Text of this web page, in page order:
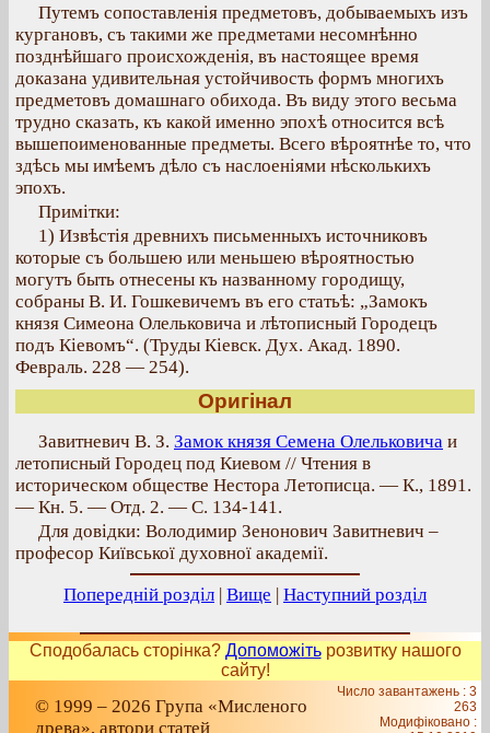
Путемъ сопоставленія предметовъ, добываемыхъ изъ
кургановъ, съ такими же предметами несомнѣнно
позднѣйшаго происхожденія, въ настоящее время
доказана удивительная устойчивость формъ многихъ
предметовъ домашнаго обихода. Въ виду этого весьма
трудно сказать, къ какой именно эпохѣ относится всѣ
вышепоименованные предметы. Всего вѣроятнѣе то, что
здѣсь мы имѣемъ дѣло съ наслоеніями нѣсколькихъ
эпохъ.
Примітки:
1) Извѣстія древнихъ письменныхъ источниковъ
которые съ большею или меньшею вѣроятностью
могутъ быть отнесены къ названному городищу,
собраны В. И. Гошкевичемъ въ его статьѣ: „Замокъ
князя Симеона Олельковича и лѣтописный Городецъ
подъ Кіевомъ“. (Труды Кіевск. Дух. Акад. 1890.
Февраль. 228 — 254).
Оригінал
Завитневич В. З. Замок князя Семена Олельковича и
летописный Городец под Киевом // Чтения в
историческом обществе Нестора Летописца. — К., 1891.
— Кн. 5. — Отд. 2. — С. 134-141.
Для довідки: Володимир Зенонович Завитневич –
професор Київської духовної академії.
Попередній розділ | Вище | Наступний розділ
Сподобалась сторінка? Допоможітьрозвитку нашого
сайту!
© 1999 – 2026 Група «Мисленого
древа», автори статей
Число завантажень : 3
263
Модифіковано :